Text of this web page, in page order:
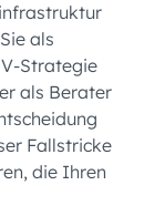
als
Strategie
als Berater
Fallstricke
die Ihren